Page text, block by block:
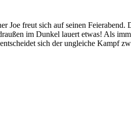
Joe freut sich auf seinen
im Dunkel lauert etwas! Als
sich der ungleiche Kampf